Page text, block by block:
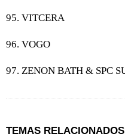
95. VITCERA
96. VOGO
97. ZENON BATH & SPC
TEMAS RELACIONADOS